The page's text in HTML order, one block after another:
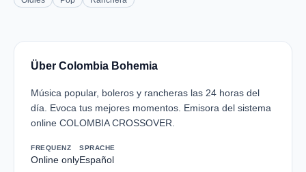
Über Colombia Bohemia
Música popular, boleros y rancheras las 24 horas del
día. Evoca tus mejores momentos. Emisora del sistema
online COLOMBIA CROSSOVER.
FREQUENZ
Online only
SPRACHE
Español